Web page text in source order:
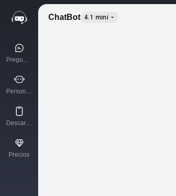
Pregunta a la IA
Personajes de IA
Descargar App
Precios
ChatBot 4.1 mini